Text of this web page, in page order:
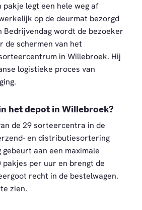
pakje legt een hele weg af
op de deurmat bezorgd
Bedrijvendag wordt de bezoeker
de schermen van het
in Willebroek. Hij
logistieke proces van
het depot in Willebroek?
de 29 sorteercentra in de
en distributiesortering
aan een maximale
pakjes per uur en brengt de
recht in de bestelwagen.
zien.